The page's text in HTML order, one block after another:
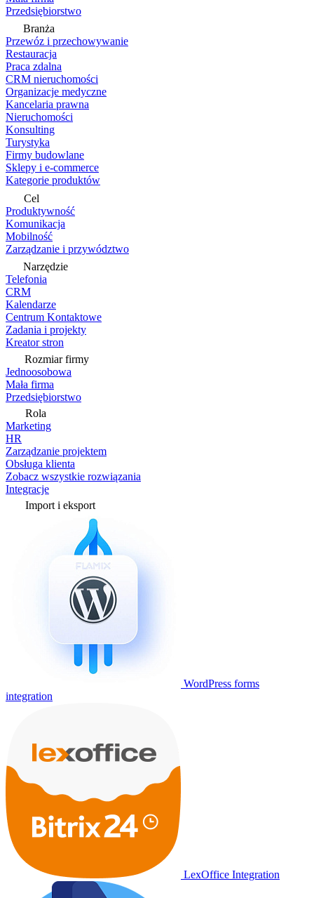
Przedsiębiorstwo
Branża
Przewóz i przechowywanie
Restauracja
Praca zdalna
CRM nieruchomości
Organizacje medyczne
Kancelaria prawna
Nieruchomości
Konsulting
Turystyka
Firmy budowlane
Sklepy i e-commerce
Kategorie produktów
Cel
Produktywność
Komunikacja
Mobilność
Zarządzanie i przywództwo
Narzędzie
Telefonia
CRM
Kalendarze
Centrum Kontaktowe
Zadania i projekty
Kreator stron
Rozmiar firmy
Jednoosobowa
Mała firma
Przedsiębiorstwo
Rola
Marketing
HR
Zarządzanie projektem
Obsługa klienta
Zobacz wszystkie rozwiązania
Integracje
Import i eksport
WordPress forms
integration
LexOffice Integration